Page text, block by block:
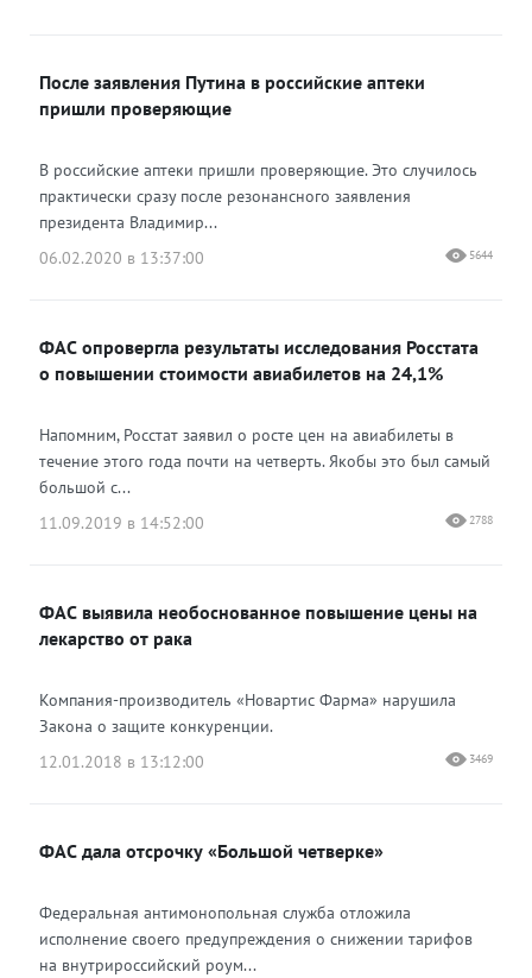
После заявления Путина в российские аптеки
пришли проверяющие
В российские аптеки пришли проверяющие. Это случилось
практически сразу после резонансного заявления
президента Владимир...
06.02.2020 в 13:37:00
5644
ФАС опровергла результаты исследования Росстата
о повышении стоимости авиабилетов на 24,1%
Напомним, Росстат заявил о росте цен на авиабилеты в
течение этого года почти на четверть. Якобы это был самый
большой с...
11.09.2019 в 14:52:00
2788
ФАС выявила необоснованное повышение цены на
лекарство от рака
Компания-производитель «Новартис Фарма» нарушила
Закона о защите конкуренции.
12.01.2018 в 13:12:00
3469
ФАС дала отсрочку «Большой четверке»
Федеральная антимонопольная служба отложила
исполнение своего предупреждения о снижении тарифов
на внутрироссийский роум...